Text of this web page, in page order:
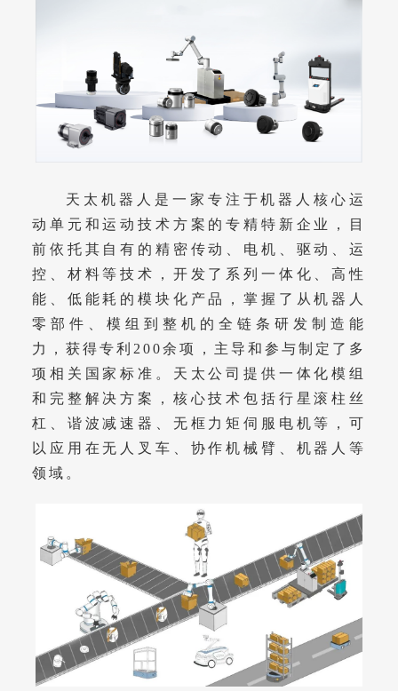
天太机器人是一家专注于机器人核心运
动单元和运动技术方案的专精特新企业，目
前依托其自有的精密传动、电机、驱动、运
控、材料等技术，开发了系列一体化、高性
能、低能耗的模块化产品，掌握了从机器人
零部件、模组到整机的全链条研发制造能
力，获得专利200余项，主导和参与制定了多
项相关国家标准。天太公司提供一体化模组
和完整解决方案，核心技术包括行星滚柱丝
杠、谐波减速器、无框力矩伺服电机等，可
以应用在无人叉车、协作机械臂、机器人等
领域。